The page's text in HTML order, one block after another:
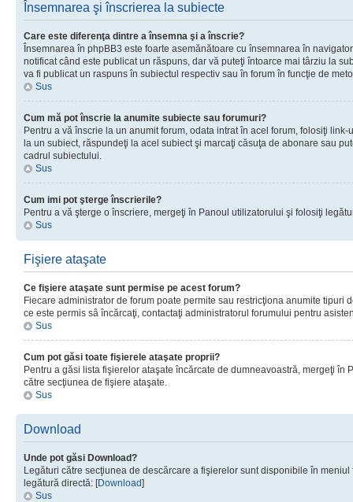
Însemnarea şi înscrierea la subiecte
Care este diferenţa dintre a însemna şi a înscrie?
Însemnarea în phpBB3 este foarte asemănătoare cu însemnarea în
notificat când este publicat un răspuns, dar vă puteţi întoarce mai târziu la
va fi publicat un raspuns în subiectul respectiv sau în forum în funcţie de
Sus
Cum mă pot înscrie la anumite subiecte sau forumuri?
Pentru a vă înscrie la un anumit forum, odata intrat în acel forum, folosiţi
la un subiect, răspundeţi la acel subiect şi marcaţi căsuţa de abonare sau
cadrul subiectului.
Sus
Cum imi pot şterge înscrierile?
Pentru a vă şterge o înscriere, mergeţi în Panoul utilizatorului şi folosiţi
Sus
Fişiere ataşate
Ce fişiere ataşate sunt permise pe acest forum?
Fiecare administrator de forum poate permite sau restricţiona anumite tipuri
ce este permis sâ încărcaţi, contactaţi administratorul forumului pentru
Sus
Cum pot găsi toate fişierele ataşate proprii?
Pentru a găsi lista fişierelor ataşate încărcate de dumneavoastră, mergeţi în
către secţiunea de fişiere ataşate.
Sus
Download
Unde pot găsi Download?
Legături către secţiunea de descărcare a fişierelor sunt disponibile în
legătură directă: [Download]
Sus